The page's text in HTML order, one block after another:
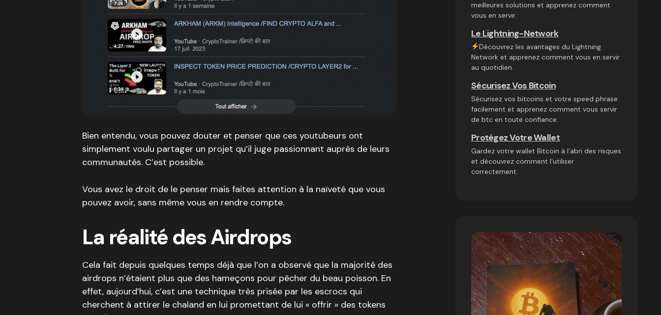
Bien entendu, vous pouvez douter et penser que ces youtubeurs ont
simplement voulu partager un projet qu’il juge passionnant auprès de leurs
communautés. C’est possible.
Vous avez le droit de le penser mais faites attention à la naïveté que vous
pouvez avoir, sans même vous en rendre compte.
La réalité des Airdrops
Cela fait depuis quelques temps déjà que l’on a observé que la majorité des
airdrops n’étaient plus que des hameçons pour pêcher du beau poisson. En
effet, aujourd’hui, c’est une technique très prisée par les escrocs qui
cherchent à attirer le chaland en lui promettant de lui « offrir » des tokens
meilleures solutions et apprenez comment
vous en servir.
Le Lightning-Network
Découvrez les avantages du Lightning
Network et apprenez comment vous en servir
au quotidien.
Sécurisez Vos Bitcoin
Sécurisez vos bitcoins et votre speed phrase
facilement et apprenez comment vous servir
de btc en toute confiance.
Protégez Votre Wallet
Gardez votre wallet Bitcoin à l’abri des risques
et découvrez comment l’utiliser
correctement.